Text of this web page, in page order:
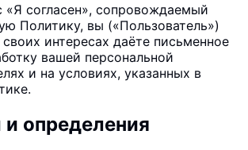
«Я согласен», сопровождаемый
Политику, вы («Пользователь»)
интересах даёте письменное
вашей персональной
и на условиях, указанных в
определения